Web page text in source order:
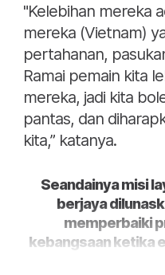
"Kelebihan mereka
mereka (Vietnam)
pertahanan,
Ramai pemain kita
mereka, jadi kita
pantas, dan
kita,” katanya.
Seandainya misi
berjaya
memperbaiki
kebangsaan ketika